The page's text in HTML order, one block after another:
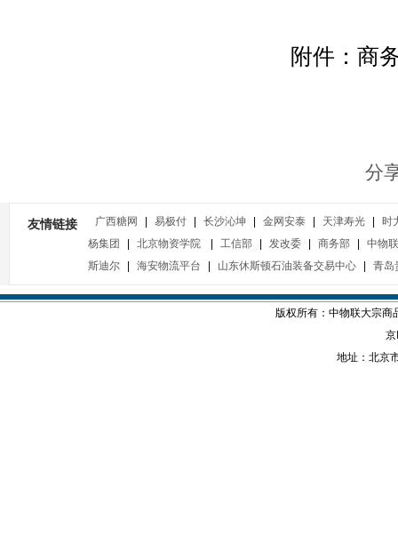
附件： 商
分
友情链接 广西糖网 易极付 长沙沁坤 金网安泰 天津寿光
时
杨集团
北京物资学院 工信部 发改委 商务部
中物联
斯迪尔
海安物流平台 山东休斯顿石油装备交易中心 青岛
版权所有：中物联大宗
地址：北京